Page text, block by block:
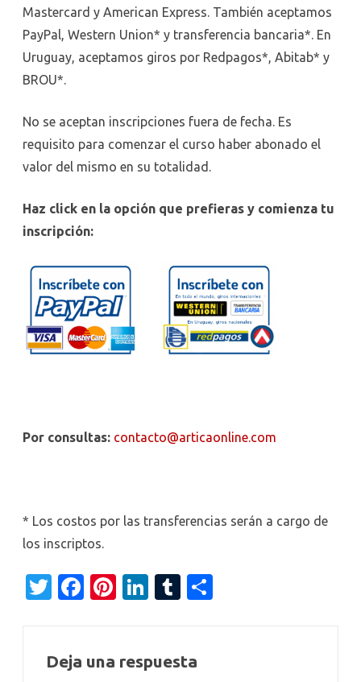
Mastercard y American Express. También aceptamos
PayPal, Western Union* y transferencia bancaria*. En
Uruguay, aceptamos giros por Redpagos*, Abitab* y
BROU*.
No se aceptan inscripciones fuera de fecha. Es
requisito para comenzar el curso haber abonado el
valor del mismo en su totalidad.
Haz click en la opción que prefieras y comienza tu
inscripción:
Por consultas: contacto@articaonline.com
* Los costos por las transferencias serán a cargo de
los inscriptos.
T
te
Fa
b
Pi
es
Li
e
T
bl
Deja una respuesta